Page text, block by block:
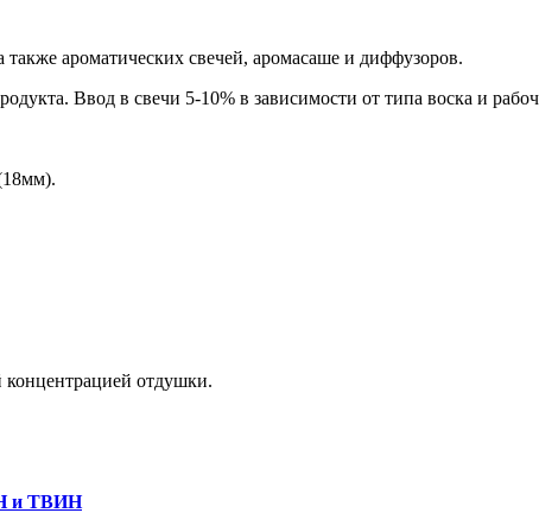
ароматических свечей, аромасаше и диффузоров.
Ввод в свечи 5-10% в зависимости от типа воска и
концентрацией отдушки.
и ТВИН